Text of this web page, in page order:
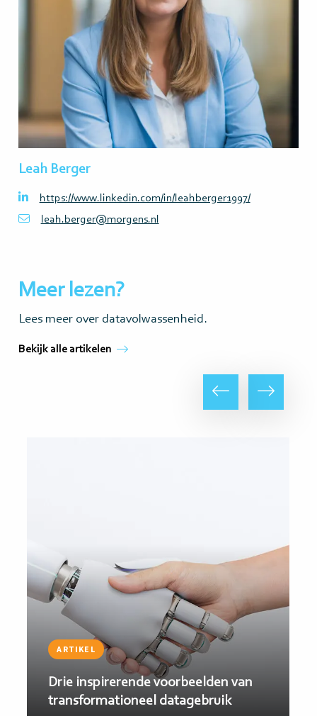
Leah Berger
https://www.linkedin.com/in/leahberger1997/
leah.berger@morgens.nl
Meer lezen?
Lees meer over datavolwassenheid.
Bekijk alle artikelen
Volgende
ARTIKEL
Drie inspirerende voorbeelden van
transformationeel datagebruik
Vorige